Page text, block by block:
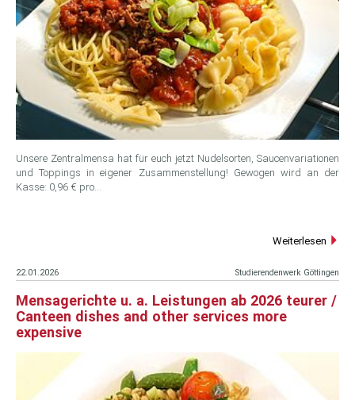
Unsere Zentralmensa hat für euch jetzt Nudelsorten, Saucenvariationen
und Toppings in eigener Zusammenstellung! Gewogen wird an der
Kasse: 0,96 € pro…
Weiterlesen
22.01.2026 Studierendenwerk Göttingen
Mensagerichte u. a. Leistungen ab 2026 teurer /
Canteen dishes and other services more
expensive